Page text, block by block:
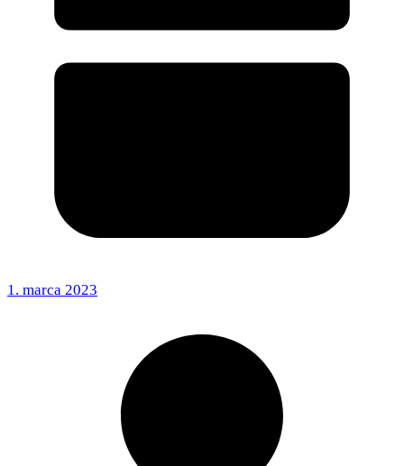
1. marca 2023